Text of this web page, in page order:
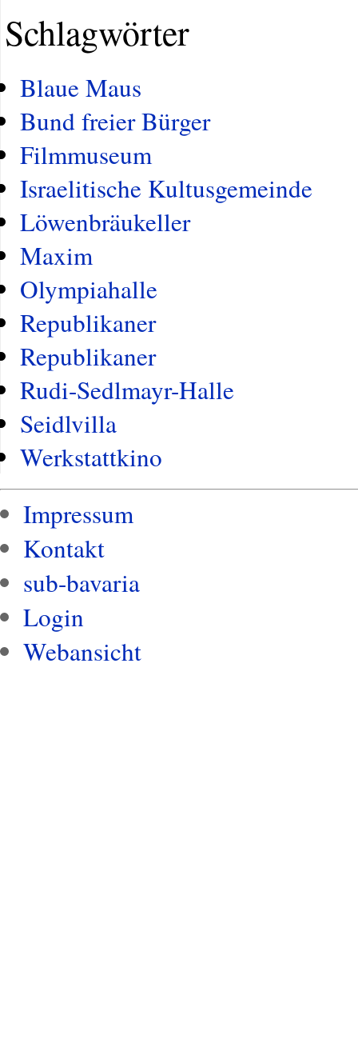
Schlagwörter
Blaue Maus
Bund freier Bürger
Filmmuseum
Israelitische Kultusgemeinde
Löwenbräukeller
Maxim
Olympiahalle
Republikaner
Republikaner
Rudi-Sedlmayr-Halle
Seidlvilla
Werkstattkino
Impressum
Kontakt
sub-bavaria
Login
Webansicht